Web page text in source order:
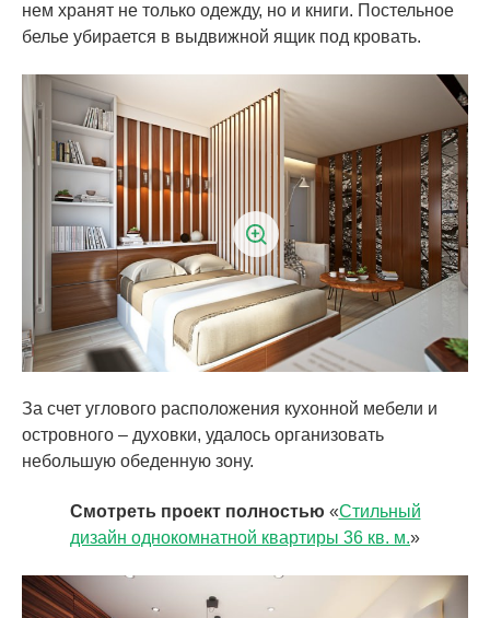
нем хранят не только одежду, но и книги. Постельное
белье убирается в выдвижной ящик под кровать.
За счет углового расположения кухонной мебели и
островного – духовки, удалось организовать
небольшую обеденную зону.
Смотреть проект полностью «Стильный
дизайн однокомнатной квартиры 36 кв. м.»